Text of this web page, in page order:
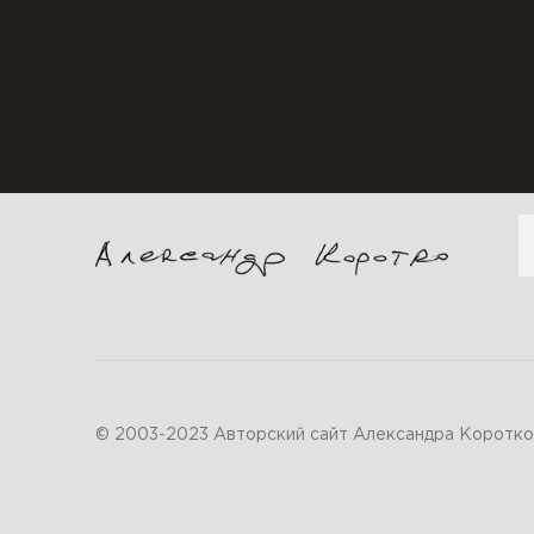
© 2003-2023 Авторский сайт Александра Коротко